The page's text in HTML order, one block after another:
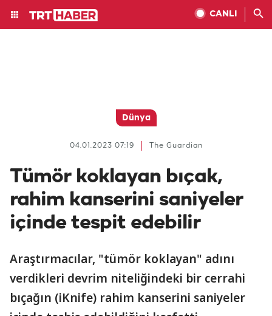
CANLI
Dünya
The Guardian
04.01.2023 07:19
Tümör koklayan bıçak,
rahim kanserini saniyeler
içinde tespit edebilir
Araştırmacılar, "tümör koklayan" adını
verdikleri devrim niteliğindeki bir cerrahi
bıçağın (iKnife) rahim kanserini saniyeler